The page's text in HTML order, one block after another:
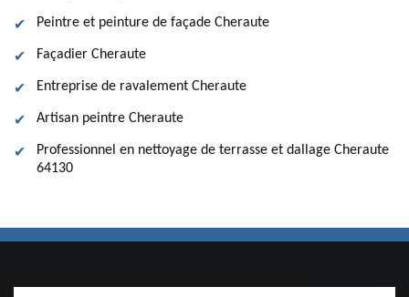
Peintre et peinture de façade Cheraute
Façadier Cheraute
Entreprise de ravalement Cheraute
Artisan peintre Cheraute
Professionnel en nettoyage de terrasse et dallage Cheraute
64130